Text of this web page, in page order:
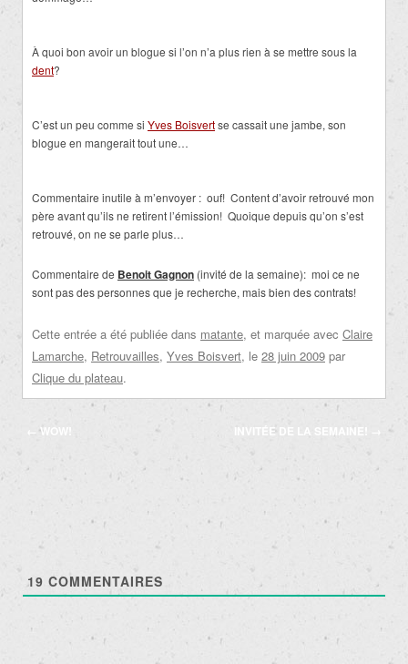
À quoi bon avoir un blogue si l’on n’a plus rien à se mettre sous la
dent?
C’est un peu comme si Yves Boisvertse cassait une jambe, son
blogue en mangerait tout une…
Commentaire inutile à m’envoyer : ouf! Content d’avoir retrouvé mon
père avant qu’ils ne retirent l’émission! Quoique depuis qu’on s’est
retrouvé, on ne se parle plus…
Commentaire de Benoit Gagnon (invité de la semaine): moi ce ne
sont pas des personnes que je recherche, mais bien des contrats!
Cette entrée a été publiée dans matante, et marquée avec Claire
Lamarche, Retrouvailles, Yves Boisvert, le 28 juin 2009 par
Clique du plateau.
Navigation
articles
← WOW! INVITÉE DE LA SEMAINE! →
19 COMMENTAIRES